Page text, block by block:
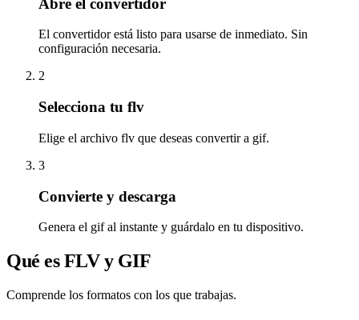
Abre el convertidor
El convertidor está listo para usarse de inmediato. Sin
configuración necesaria.
2
Selecciona tu flv
Elige el archivo flv que deseas convertir a gif.
3
Convierte y descarga
Genera el gif al instante y guárdalo en tu dispositivo.
Qué es FLV y GIF
Comprende los formatos con los que trabajas.